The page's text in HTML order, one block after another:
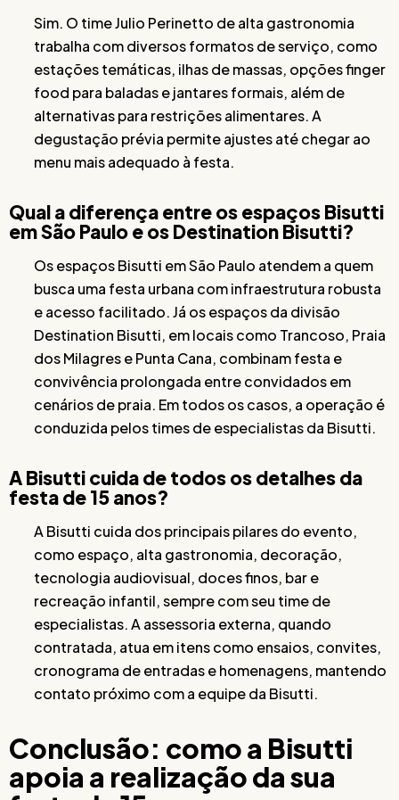
Sim. O time Julio Perinetto de alta gastronomia
trabalha com diversos formatos de serviço, como
estações temáticas, ilhas de massas, opções finger
food para baladas e jantares formais, além de
alternativas para restrições alimentares. A
degustação prévia permite ajustes até chegar ao
menu mais adequado à festa.
Qual a diferença entre os espaços Bisutti
em São Paulo e os Destination Bisutti?
Os espaços Bisutti em São Paulo atendem a quem
busca uma festa urbana com infraestrutura robusta
e acesso facilitado. Já os espaços da divisão
Destination Bisutti, em locais como Trancoso, Praia
dos Milagres e Punta Cana, combinam festa e
convivência prolongada entre convidados em
cenários de praia. Em todos os casos, a operação é
conduzida pelos times de especialistas da Bisutti.
A Bisutti cuida de todos os detalhes da
festa de 15 anos?
A Bisutti cuida dos principais pilares do evento,
como espaço, alta gastronomia, decoração,
tecnologia audiovisual, doces finos, bar e
recreação infantil, sempre com seu time de
especialistas. A assessoria externa, quando
contratada, atua em itens como ensaios, convites,
cronograma de entradas e homenagens, mantendo
contato próximo com a equipe da Bisutti.
Conclusão: como a Bisutti
apoia a realização da sua